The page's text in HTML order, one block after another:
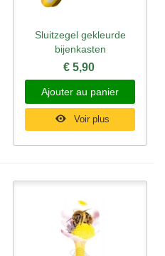
Sluitzegel gekleurde
bijenkasten
€ 5,90
Ajouter au panier
Voir plus